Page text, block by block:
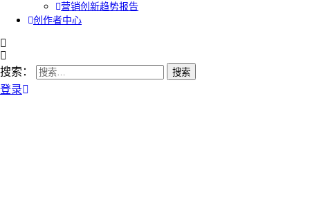
营销创新趋势报告
创作者中心
搜索：
登录